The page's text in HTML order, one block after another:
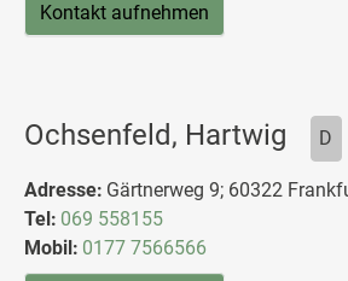
Kontakt aufnehmen
Ochsenfeld, Hartwig D
Adresse: Gärtnerweg 9; 60322
Tel: 069 558155
Mobil: 0177 7566566